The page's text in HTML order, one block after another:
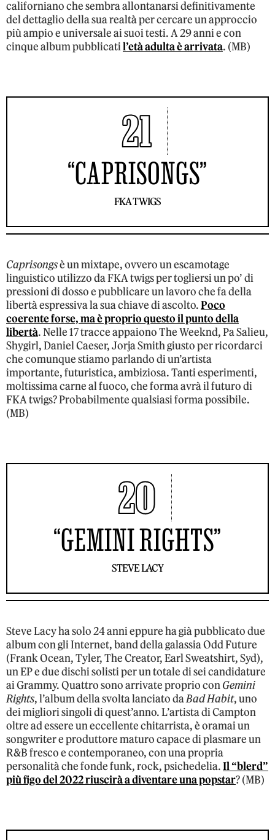
californiano che sembra allontanarsi definitivamente
del dettaglio della sua realtà per cercare un approccio
più ampio e universale ai suoi testi. A 29 anni e con
cinque album pubblicatil’età adulta è arrivata. (MB)
21
“CAPRISONGS”
FKA TWIGS
Caprisongsè un mixtape, ovvero un escamotage
linguistico utilizzo da FKA twigs per togliersi un po’ di
pressioni di dosso e pubblicare un lavoro che fa della
libertà espressiva la sua chiave di ascolto.Poco
coerente forse, ma è proprio questo il punto della
libertà. Nelle 17 tracce appaiono The Weeknd, Pa Salieu,
Shygirl, Daniel Caeser, Jorja Smith giusto per ricordarci
che comunque stiamo parlando di un’artista
importante, futuristica, ambiziosa. Tanti esperimenti,
moltissima carne al fuoco, che forma avrà il futuro di
FKA twigs? Probabilmente qualsiasi forma possibile.
(MB)
20
“GEMINI RIGHTS”
STEVE LACY
Steve Lacy ha solo 24 anni eppure ha già pubblicato due
album con gli Internet, band della galassia Odd Future
(Frank Ocean, Tyler, The Creator, Earl Sweatshirt, Syd),
un EP e due dischi solisti per un totale di sei candidature
ai Grammy. Quattro sono arrivate proprio conGemini
Rights, l’album della svolta lanciato daBad Habit, uno
dei migliori singoli di quest’anno. L’artista di Campton
oltre ad essere un eccellente chitarrista, è oramai un
songwriter e produttore maturo capace di plasmare un
R&B fresco e contemporaneo, con una propria
personalità che fonde funk, rock, psichedelia.Il “blerd”
più figo del 2022 riuscirà a diventare una popstar? (MB)